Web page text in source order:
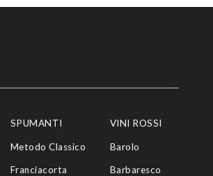
SPUMANTI
Metodo Classico
Franciacorta
VINI ROSSI
Barolo
Barbaresco